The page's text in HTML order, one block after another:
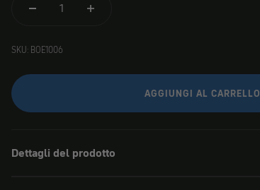
SKU: BOE1006
AGGIUNGI AL CARRELLO
Dettagli del prodotto